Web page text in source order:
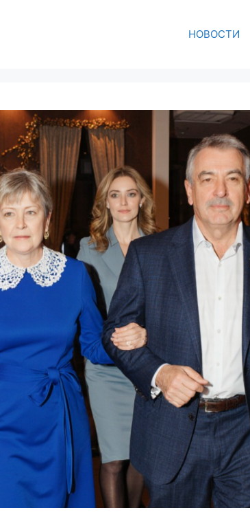
НОВОСТИ